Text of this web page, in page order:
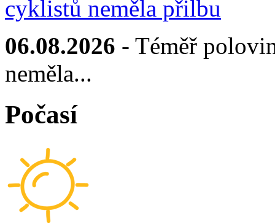
06.08.2026 - Téměř
neměla...
Počasí